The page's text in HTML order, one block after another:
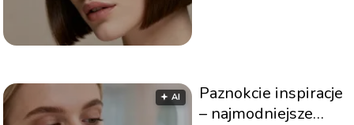
🟅 AI
Paznokcie inspiracje
– najmodniejsze